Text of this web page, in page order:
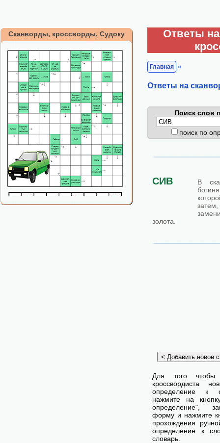
Сканворды, кроссворды, Судоку
Ответы
Главная »
Ответы на
Поиск слов
поиск по
СИВ
В
золота.
Для того чтобы
кроссвордиста
определение к
нажмите на
определение",
форму и нажмите
прохождения
определение к
словарь.